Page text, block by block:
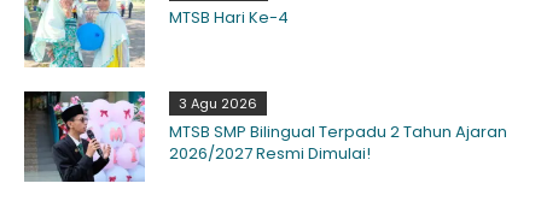
MTSB Hari Ke-4
3 Agu 2026
MTSB SMP Bilingual Terpadu 2 Tahun Ajaran
2026/2027 Resmi Dimulai!